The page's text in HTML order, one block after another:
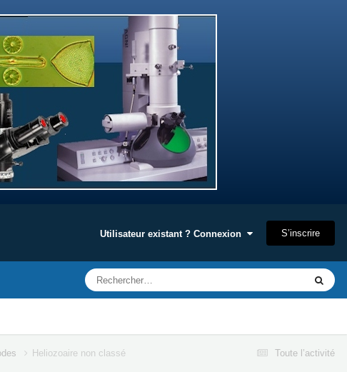
Utilisateur existant ? Connexion S’inscrire
Toute l’activité
Heliozoaire non classé